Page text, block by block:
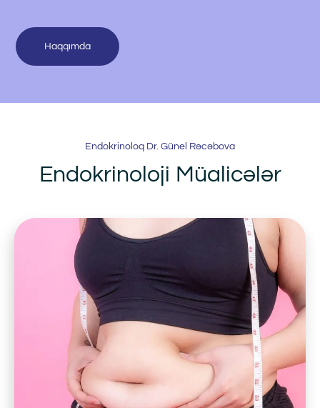
Haqqımda
Endokrinoloq Dr. Günel Rəcəbova
Endokrinoloji Müalicələr